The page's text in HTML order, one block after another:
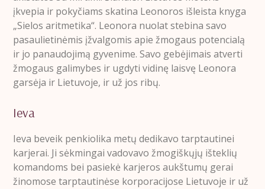
įkvepia ir pokyčiams skatina Leonoros išleista knyga
„Sielos aritmetika“. Leonora nuolat stebina savo
pasaulietinėmis įžvalgomis apie žmogaus potencialą
ir jo panaudojimą gyvenime. Savo gebėjimais atverti
žmogaus galimybes ir ugdyti vidinę laisvę Leonora
garsėja ir Lietuvoje, ir už jos ribų.
Ieva
Ieva beveik penkiolika metų dedikavo tarptautinei
karjerai. Ji sėkmingai vadovavo žmogiškųjų išteklių
komandoms bei pasiekė karjeros aukštumų gerai
žinomose tarptautinėse korporacijose Lietuvoje ir už